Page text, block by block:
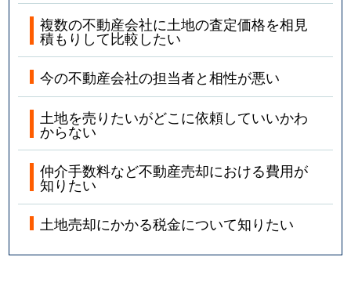
複数の不動産会社に土地の査定価格を相見
積もりして比較したい
今の不動産会社の担当者と相性が悪い
土地を売りたいがどこに依頼していいかわ
からない
仲介手数料など不動産売却における費用が
知りたい
土地売却にかかる税金について知りたい